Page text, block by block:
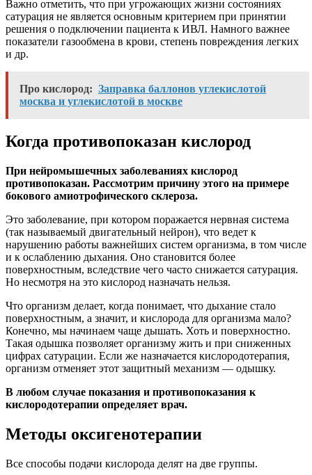
Важно отметить, что при угрожающих жизни состояниях
сатурация не является основным критерием при принятии
решения о подключении пациента к ИВЛ. Намного важнее
показатели газообмена в крови, степень повреждения легких
и др.
Про кислород: Заправка баллонов углекислотой
москва и углекислотой в москве
Когда противопоказан кислород
При нейромышечных заболеваниях кислород
противопоказан. Рассмотрим причину этого на примере
бокового амиотрофического склероза.
Это заболевание, при котором поражается нервная система
(так называемый двигательный нейрон), что ведет к
нарушению работы важнейших систем организма, в том числе
и к ослаблению дыхания. Оно становится более
поверхностным, вследствие чего часто снижается сатурация.
Но несмотря на это кислород назначать нельзя.
Что организм делает, когда понимает, что дыхание стало
поверхностным, а значит, и кислорода для организма мало?
Конечно, мы начинаем чаще дышать. Хоть и поверхностно.
Такая одышка позволяет организму жить и при сниженных
цифрах сатурации. Если же назначается кислородотерапия,
организм отменяет этот защитный механизм — одышку.
В любом случае показания и противопоказания к
кислородотерапии определяет врач.
Методы оксигенотерапии
Все способы подачи кислорода делят на две группы.